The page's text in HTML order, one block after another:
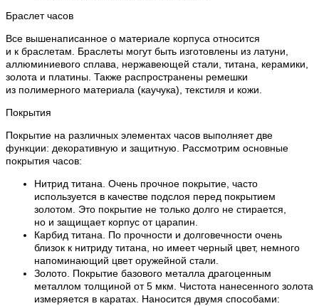
Браслет часов
Все вышенаписанное о материале корпуса относится
и к браслетам. Браслеты могут быть изготовлены из латуни,
аллюминиевого сплава, нержавеющей стали, титана, керамики,
золота и платины. Также распространены ремешки
из полимерного материала (каучука), текстиля и кожи.
Покрытия
Покрытие на различных элементах часов выполняет две
функции: декоративную и защитную. Рассмотрим основные
покрытия часов:
Нитрид титана. Очень прочное покрытие, часто
используется в качестве подслоя перед покрытием
золотом. Это покрытие не только долго не стирается,
но и защищает корпус от царапин.
Карбид титана. По прочности и долговечности очень
близок к нитриду титана, но имеет черный цвет, немного
напоминающий цвет оружейной стали.
Золото. Покрытие базового металла драгоценным
металлом толщиной от 5 мкм. Чистота нанесенного золота
измеряется в каратах. Наносится двумя способами: